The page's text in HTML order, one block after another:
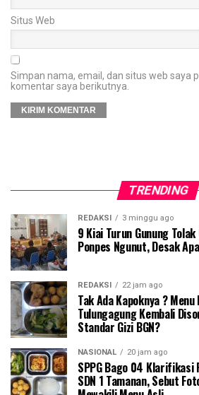
Situs Web
Simpan nama, email, dan situs web saya
komentar saya berikutnya.
TRENDING
REDAKSI 3 minggu ago
9 Kiai Turun Gunung
Ponpes Ngunut, Desak
REDAKSI 22 jam ago
Tak Ada Kapoknya ? Menu
Tulungagung Kembali
Standar Gizi BGN?
NASIONAL 20 jam ago
SPPG Bago 04 Klarifikasi
SDN 1 Tamanan, Sebut